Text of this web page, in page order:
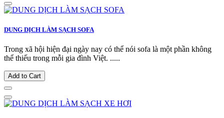
DUNG DỊCH LÀM SẠCH SOFA
Trong xã hội hiện đại ngày nay có thể nói sofa là một phần không
thể thiếu trong mỗi gia đình Việt. .....
Add to Cart